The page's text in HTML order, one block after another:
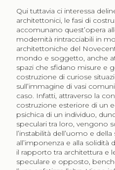
Qui tuttavia ci interessa
architettonici, le fasi di
accomunano quest’opera
modernità rintracciabili in
architettoniche del
mondo e soggetto, anche
spazi che sfidano misure e
costruzione di curiose
sull’immagine di vasi
caso. Infatti, attraverso la
costruzione esteriore di un
psichica di un individuo,
speculari tra loro, vengono
l’instabilità dell’uomo e
all’imponenza e alla solidità
il rapporto tra architettura e
speculare e opposto,